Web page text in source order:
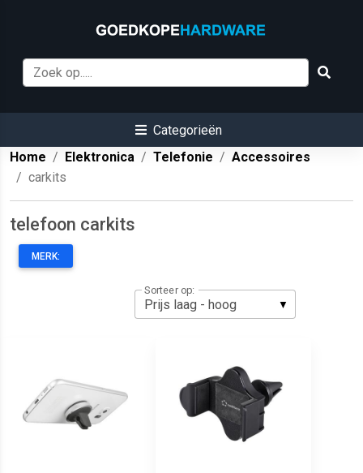
Categorieën
Home
Elektronica Telefonie
Accessoires
carkits
telefoon carkits
MERK:
Sorteer op: